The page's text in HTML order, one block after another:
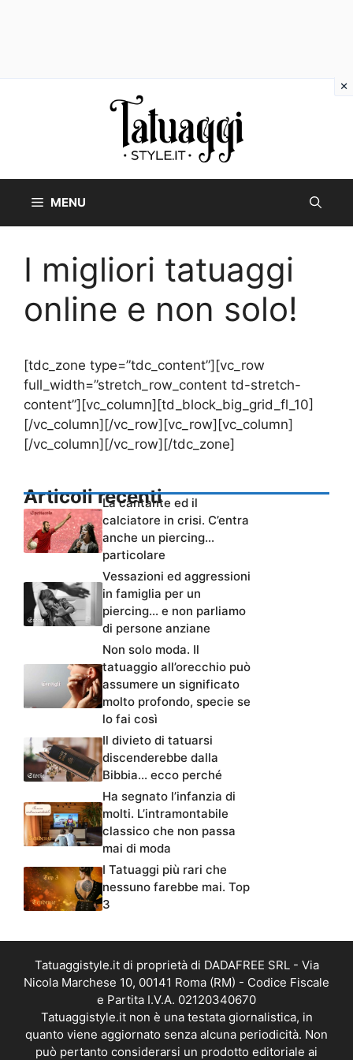
MENU
I migliori tatuaggi
online e non solo!
[tdc_zone type=”tdc_content”][vc_row
full_width=”stretch_row_content td-stretch-
content”][vc_column][td_block_big_grid_fl_10]
[/vc_column][/vc_row][vc_row][vc_column]
[/vc_column][/vc_row][/tdc_zone]
Articoli recenti
La cantante ed il
calciatore in crisi. C’entra
anche un piercing…
particolare
Vessazioni ed aggressioni
in famiglia per un
piercing… e non parliamo
di persone anziane
Non solo moda. Il
tatuaggio all’orecchio può
assumere un significato
molto profondo, specie se
lo fai così
Il divieto di tatuarsi
discenderebbe dalla
Bibbia… ecco perché
Ha segnato l’infanzia di
molti. L’intramontabile
classico che non passa
mai di moda
I Tatuaggi più rari che
nessuno farebbe mai. Top
3
Tatuaggistyle.it di proprietà di DADAFREE SRL - Via
Nicola Marchese 10, 00141 Roma (RM) - Codice Fiscale
e Partita I.V.A. 02120340670
Tatuaggistyle.it non è una testata giornalistica, in
quanto viene aggiornato senza alcuna periodicità. Non
può pertanto considerarsi un prodotto editoriale ai